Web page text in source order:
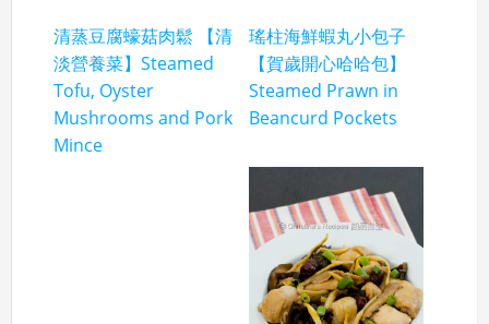
清蒸豆腐蠔菇肉鬆 【清
淡營養菜】Steamed
Tofu, Oyster
Mushrooms and Pork
Mince
瑤柱海鮮蝦丸小包子
【賀歲開心哈哈包】
Steamed Prawn in
Beancurd Pockets